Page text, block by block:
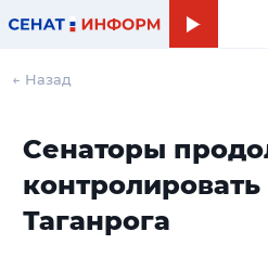
← Назад
Сенаторы
контролировать
Таганрога